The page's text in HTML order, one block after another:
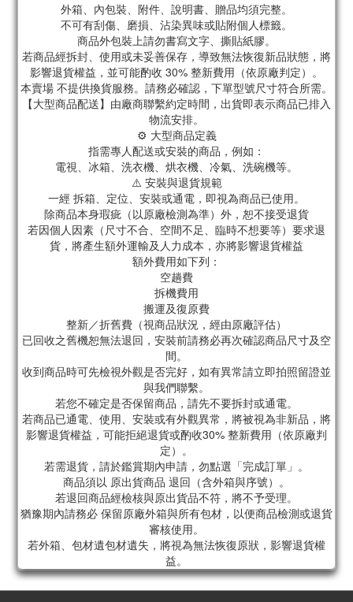
外箱、內包裝、附件、說明書、贈品均須完整。
不可有刮傷、磨損、沾染異味或貼附個人標籤。
商品外包裝上請勿書寫文字、撕貼紙膠。
若商品經拆封、使用或未妥善保存，導致無法恢復新品狀態，將
影響退貨權益，並可能酌收 30% 整新費用（依原廠判定）。
本賣場 不提供換貨服務。請務必確認，下單型號尺寸符合所需。
【大型商品配送】由廠商聯繫約定時間，出貨即表示商品已排入
物流安排。
⚙️ 大型商品定義
指需專人配送或安裝的商品，例如：
電視、冰箱、洗衣機、烘衣機、冷氣、洗碗機等。
⚠️ 安裝與退貨規範
一經 拆箱、定位、安裝或通電，即視為商品已使用。
除商品本身瑕疵（以原廠檢測為準）外，恕不接受退貨
若因個人因素（尺寸不合、空間不足、臨時不想要等）要求退
貨，將產生額外運輸及人力成本，亦將影響退貨權益
額外費用如下列：
空趟費
拆機費用
搬運及復原費
整新／折舊費（視商品狀況，經由原廠評估）
已回收之舊機恕無法退回，安裝前請務必再次確認商品尺寸及空
間。
收到商品時可先檢視外觀是否完好，如有異常請立即拍照留證並
與我們聯繫。
若您不確定是否保留商品，請先不要拆封或通電。
若商品已通電、使用、安裝或有外觀異常，將被視為非新品，將
影響退貨權益，可能拒絕退貨或酌收30% 整新費用（依原廠判
定）。
若需退貨，請於鑑賞期內申請，勿點選「完成訂單」。
商品須以 原出貨商品 退回（含外箱與序號）。
若退回商品經檢核與原出貨品不符，將不予受理。
猶豫期內請務必 保留原廠外箱與所有包材，以便商品檢測或退貨
審核使用。
若外箱、包材遺包材遺失，將視為無法恢復原狀，影響退貨權
益。